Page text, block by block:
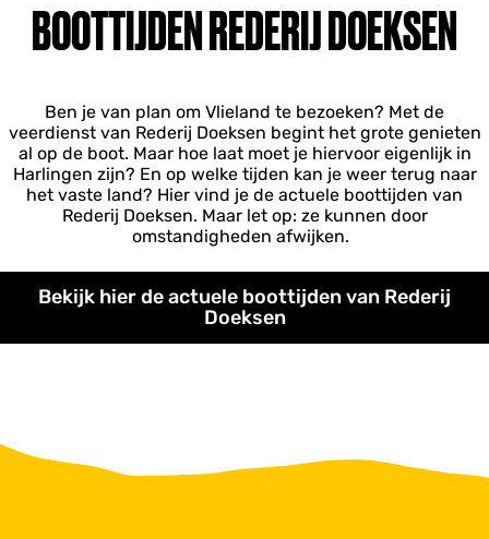
BOOTTIJDEN REDERIJ DOEKSEN
Ben je van plan om Vlieland te bezoeken? Met de
veerdienst van Rederij Doeksen begint het grote genieten
al op de boot. Maar hoe laat moet je hiervoor eigenlijk in
Harlingen zijn? En op welke tijden kan je weer terug naar
het vaste land? Hier vind je de actuele boottijden van
Rederij Doeksen. Maar let op: ze kunnen door
omstandigheden afwijken.
Bekijk hier de actuele boottijden van Rederij
Doeksen